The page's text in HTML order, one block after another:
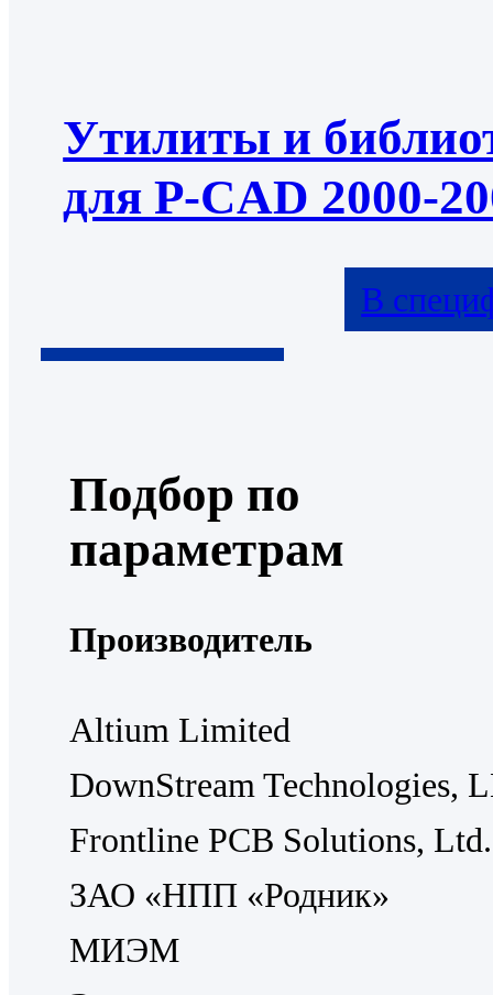
Утилиты и
для P-CAD 2000-
В
Подбор по
параметрам
Производитель
Altium Limited
DownStream Technologies,
Frontline PCB Solutions, Ltd.
ЗАО «НПП «Родник»
МИЭМ